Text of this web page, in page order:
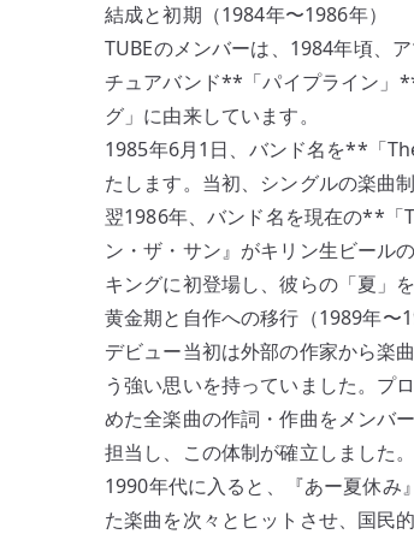
結成と初期（1984年〜1986年）
TUBEのメンバーは、1984年頃、
チュアバンド**「パイプライン」
グ」に由来しています。
1985年6月1日、バンド名を**「
たします。当初、シングルの楽曲
翌1986年、バンド名を現在の**「
ン・ザ・サン』がキリン生ビール
キングに初登場し、彼らの「夏」
黄金期と自作への移行（1989年〜
デビュー当初は外部の作家から楽
う強い思いを持っていました。プ
めた全楽曲の作詞・作曲をメンバ
担当し、この体制が確立しました。
1990年代に入ると、『あー夏休み
た楽曲を次々とヒットさせ、国民